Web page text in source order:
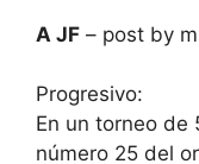
A JF – post by
Progresivo:
En un torneo de
número 25 del